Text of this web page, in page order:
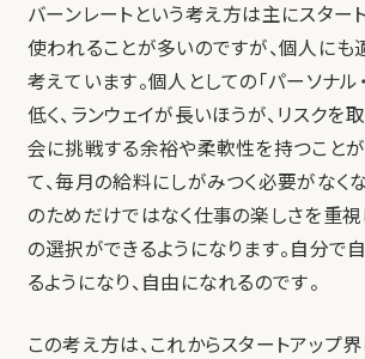
バーンレートという考え方は主にスター
使われることが多いのですが、個人にも
考えています。個人としての「パーソナル
低く、ランウェイが長いほうが、リスクを
会に挑戦する余裕や柔軟性を持つことが
て、毎月の給料にしがみつく必要がなく
のためだけではなく仕事の楽しさを重視
の選択ができるようになります。自分で
るようになり、自由になれるのです。
この考え方は、これからスタートアップ